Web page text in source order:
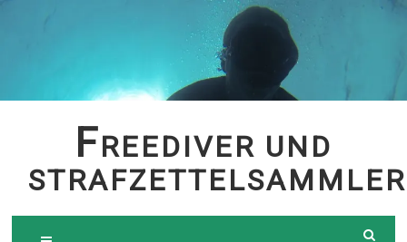
FREEDIVER UND
STRAFZETTELSAMMLER